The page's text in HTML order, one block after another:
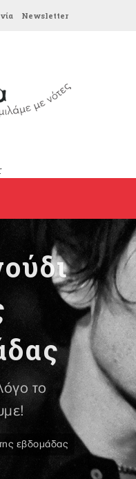
Newsletter
το
εβδομάδας